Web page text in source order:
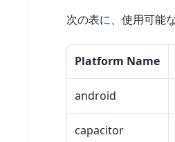
次の表に、使用可能
Platform Name
android
capacitor